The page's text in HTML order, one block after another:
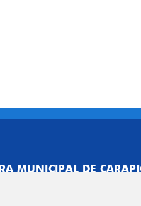
MUNICIPAL DE